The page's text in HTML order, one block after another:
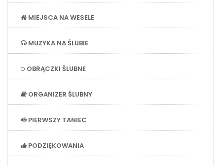
MIEJSCA NA WESELE
MUZYKA NA ŚLUBIE
OBRĄCZKI ŚLUBNE
ORGANIZER ŚLUBNY
PIERWSZY TANIEC
PODZIĘKOWANIA